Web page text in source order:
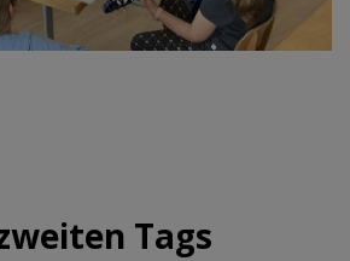
Tags